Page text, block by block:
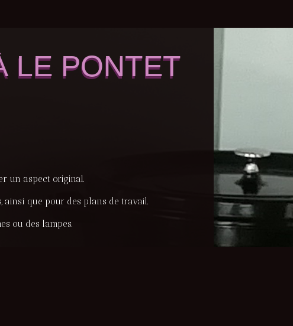
LE PONTET
un aspect original.
ainsi que pour des plans de travail.
ou des lampes.